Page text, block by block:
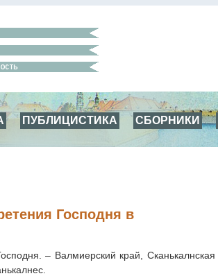
ПУБЛИЦИСТИКА СБОРНИКИ
Господня в
– Валмиерский край, Сканькалнская